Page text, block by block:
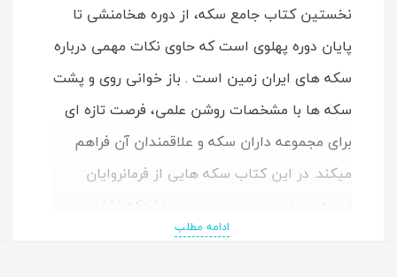
نخستین کتاب جامع سکه، از دوره هخامنشی تا
پایان دوره پهلوی است که حاوی نکات مهمی درباره
سکه های ایران زمین است . باز خوانی روی و پشت
سکه ها با مشخصات روشن علمی، فرصت تازه ای
برای مجموعه داران سکه و علاقمندان آن فراهم
میکند. در این کتاب سکه هایی از فرمانروایان
دهنده مناسبات اقتصادی و فرهنگی و مشترکات
ادامه مطلب